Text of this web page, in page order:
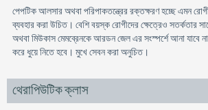
পেপটিক আলসার অথবা পরিপাকতন্ত্রের রক্তক্ষরণ হচ্ছে এমন
ব্যবহার করা উচিত। বেশি বয়স্ক রোগীদের ক্ষেত্রেও সতর্কতার
অথবা মিউকাস মেমব্রেনকে আরডন জেল এর সংস্পর্শে আনা যাবে
করে ধুয়ে নিতে হবে। মুখে সেবন করা অনুচিত।
থেরাপিউটিক ক্লাস